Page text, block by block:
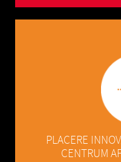
PLACERE
CENTRUM
ved at udvikle
inden for